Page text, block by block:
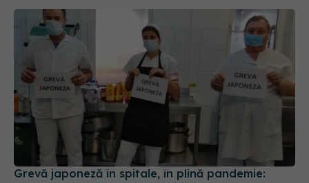
Grevă japoneză în spitale, în plină pandemie:
anunțul a fost făcut de SANITAS